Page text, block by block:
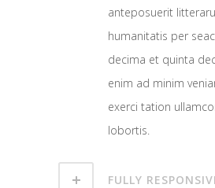
anteposuerit
humanitatis per
decima et quinta
enim ad minim
exerci tation
lobortis.
FULLY